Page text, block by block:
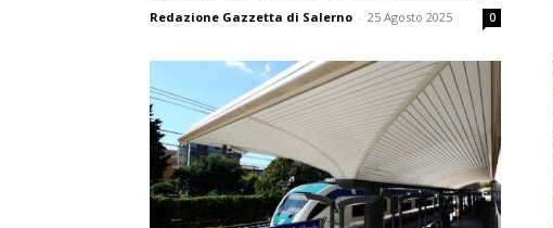
Redazione Gazzetta di Salerno - 25 Agosto 2025 0